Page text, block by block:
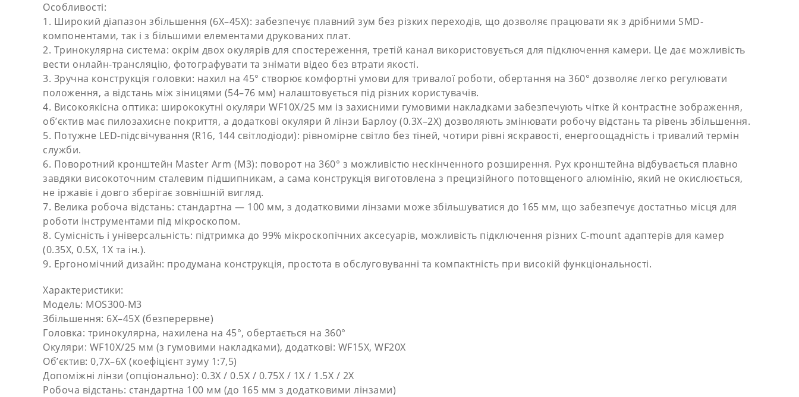
Особливості:
1. Широкий діапазон збільшення (6X–45X): забезпечує плавний зум без різких переходів, що дозволяє працювати як з дрібними SMD-
компонентами, так і з більшими елементами друкованих плат.
2. Тринокулярна система: окрім двох окулярів для спостереження, третій канал використовується для підключення камери. Це дає можливість
вести онлайн-трансляцію, фотографувати та знімати відео без втрати якості.
3. Зручна конструкція головки: нахил на 45° створює комфортні умови для тривалої роботи, обертання на 360° дозволяє легко регулювати
положення, а відстань між зіницями (54–76 мм) налаштовується під різних користувачів.
4. Високоякісна оптика: ширококутні окуляри WF10X/25 мм із захисними гумовими накладками забезпечують чітке й контрастне зображення,
об’єктив має пилозахисне покриття, а додаткові окуляри й лінзи Барлоу (0.3X–2X) дозволяють змінювати робочу відстань та рівень збільшення.
5. Потужне LED-підсвічування (R16, 144 світлодіоди): рівномірне світло без тіней, чотири рівні яскравості, енергоощадність і тривалий термін
служби.
6. Поворотний кронштейн Master Arm (M3): поворот на 360° з можливістю нескінченного розширення. Рух кронштейна відбувається плавно
завдяки високоточним сталевим підшипникам, а сама конструкція виготовлена з прецизійного потовщеного алюмінію, який не окислюється,
не іржавіє і довго зберігає зовнішній вигляд.
7. Велика робоча відстань: стандартна — 100 мм, з додатковими лінзами може збільшуватися до 165 мм, що забезпечує достатньо місця для
роботи інструментами під мікроскопом.
8. Сумісність і універсальність: підтримка до 99% мікроскопічних аксесуарів, можливість підключення різних C-mount адаптерів для камер
(0.35X, 0.5X, 1X та ін.).
9. Ергономічний дизайн: продумана конструкція, простота в обслуговуванні та компактність при високій функціональності.
Характеристики:
Модель: MOS300-M3
Збільшення: 6X–45X (безперервне)
Головка: тринокулярна, нахилена на 45°, обертається на 360°
Окуляри: WF10X/25 мм (з гумовими накладками), додаткові: WF15X, WF20X
Об’єктив: 0,7X–6X (коефіцієнт зуму 1:7,5)
Допоміжні лінзи (опціонально): 0.3X / 0.5X / 0.75X / 1X / 1.5X / 2X
Робоча відстань: стандартна 100 мм (до 165 мм з додатковими лінзами)